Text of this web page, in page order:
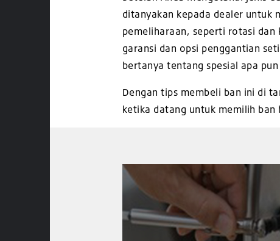
ditanyakan kepada dealer untuk
pemeliharaan, seperti rotasi dan
garansi dan opsi penggantian
bertanya tentang spesial apa
Dengan tips membeli ban ini di
ketika datang untuk memilih ban